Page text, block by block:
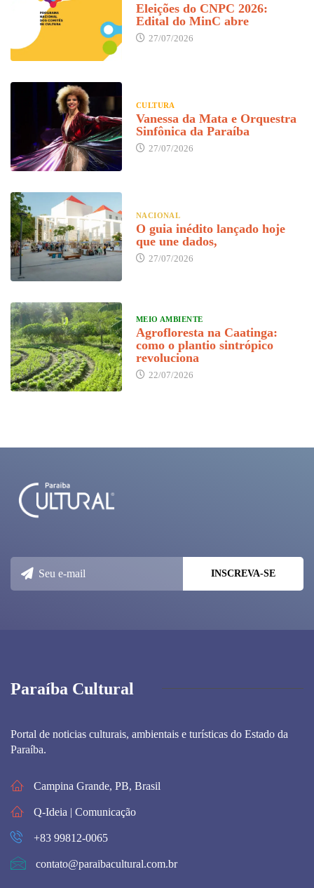
Eleições do CNPC 2026:
Edital do MinC abre
27/07/2026
CULTURA
Vanessa da Mata e Orquestra
Sinfônica da Paraíba
27/07/2026
NACIONAL
O guia inédito lançado hoje
que une dados,
27/07/2026
MEIO AMBIENTE
Agrofloresta na Caatinga:
como o plantio sintrópico
revoluciona
22/07/2026
Paraíba Cultural
Portal de noticias culturais, ambientais e turísticas do Estado da
Paraíba.
Campina Grande, PB, Brasil
Q-Ideia | Comunicação
+83 99812-0065
contato@paraibacultural.com.br